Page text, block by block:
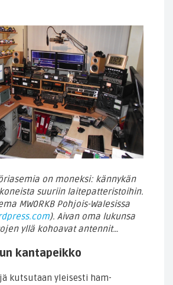
on moneksi: kännykän
suuriin laitepatteristoihin.
MW0RKB Pohjois-Walesissa
). Aivan oma lukunsa
yllä kohoavat antennit…
kantapeikko
kutsutaan yleisesti ham-